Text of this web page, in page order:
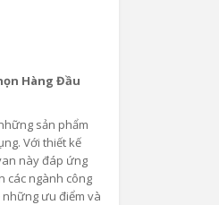
Hàng Đầu
sản phẩm
Với thiết kế
này đáp ứng
các ngành công
những ưu điểm và